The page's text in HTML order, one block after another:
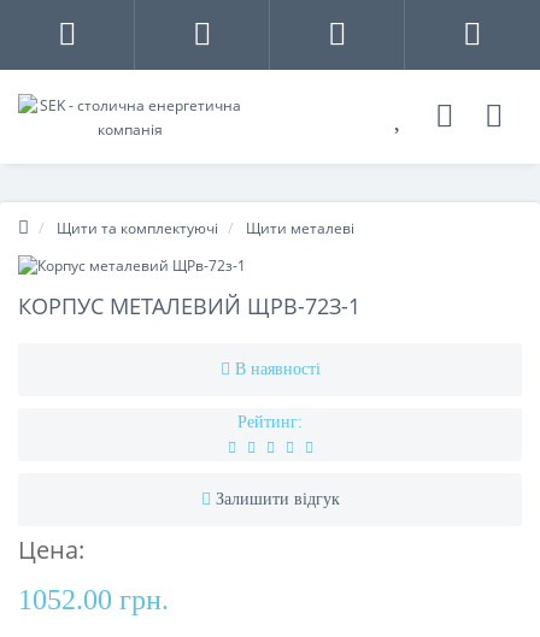
Щити та комплектуючі Щити металеві
КОРПУС МЕТАЛЕВИЙ ЩРВ-72З-1
В наявності
Рейтинг:
Залишити відгук
Цена:
1052.00 грн.